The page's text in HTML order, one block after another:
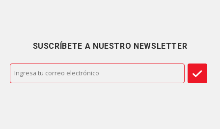
SUSCRÍBETE A NUESTRO NEWSLETTER